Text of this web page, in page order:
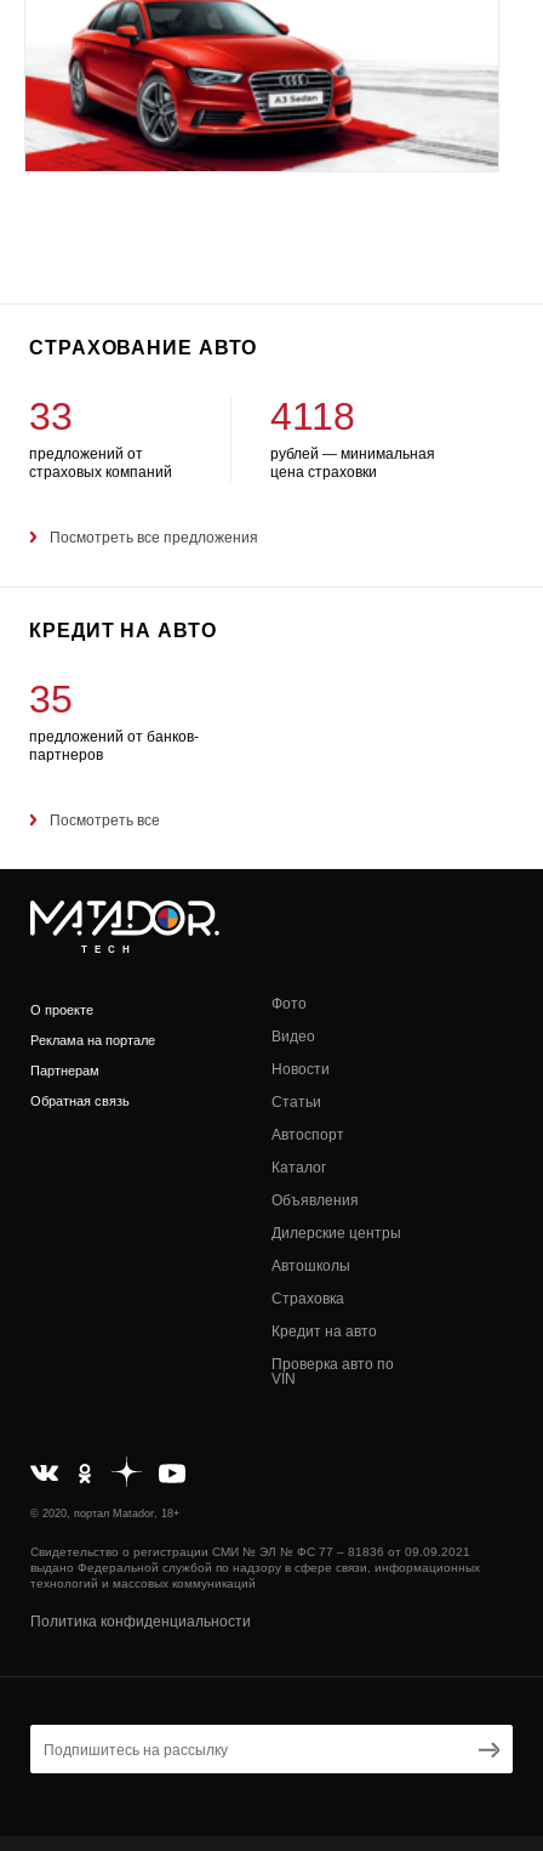
СТРАХОВАНИЕ АВТО
33
предложений от
страховых компаний
4118
рублей — минимальная
цена страховки
Посмотреть все предложения
КРЕДИТ НА АВТО
35
предложений от банков-
партнеров
Посмотреть все
TECH
О проекте
Реклама на портале
Партнерам
Обратная связь
Фото
Видео
Новости
Статьи
Автоспорт
Каталог
Объявления
Дилерские центры
Автошколы
Страховка
Кредит на авто
Проверка авто по
VIN
© 2020, портал Matador, 18+
Свидетельство о регистрации СМИ № ЭЛ № ФС 77 – 81836 от 09.09.2021
выдано Федеральной службой по надзору в сфере связи, информационных
технологий и массовых коммуникаций
Политика конфиденциальности